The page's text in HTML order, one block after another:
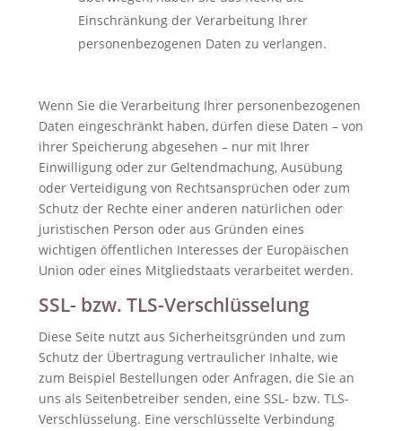
Einschränkung der Verarbeitung Ihrer
personenbezogenen Daten zu verlangen.
Wenn Sie die Verarbeitung Ihrer personenbezogenen
Daten eingeschränkt haben, dürfen diese Daten – von
ihrer Speicherung abgesehen – nur mit Ihrer
Einwilligung oder zur Geltendmachung, Ausübung
oder Verteidigung von Rechtsansprüchen oder zum
Schutz der Rechte einer anderen natürlichen oder
juristischen Person oder aus Gründen eines
wichtigen öffentlichen Interesses der Europäischen
Union oder eines Mitgliedstaats verarbeitet werden.
SSL- bzw. TLS-Verschlüsselung
Diese Seite nutzt aus Sicherheitsgründen und zum
Schutz der Übertragung vertraulicher Inhalte, wie
zum Beispiel Bestellungen oder Anfragen, die Sie an
uns als Seitenbetreiber senden, eine SSL- bzw. TLS-
Verschlüsselung. Eine verschlüsselte Verbindung